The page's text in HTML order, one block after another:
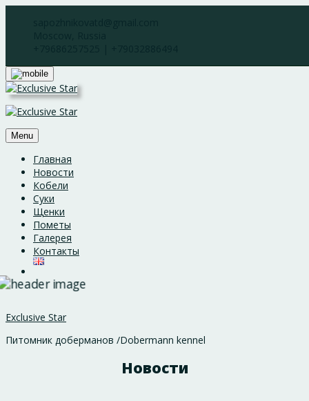
Menu
Главная
Новости
Кобели
Суки
Щенки
Пометы
Галерея
Контакты
Exclusive Star
Питомник доберманов /Dobermann kennel
Новости